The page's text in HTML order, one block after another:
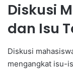
Diskusi
dan Isu
Diskusi
mengangkat isu-